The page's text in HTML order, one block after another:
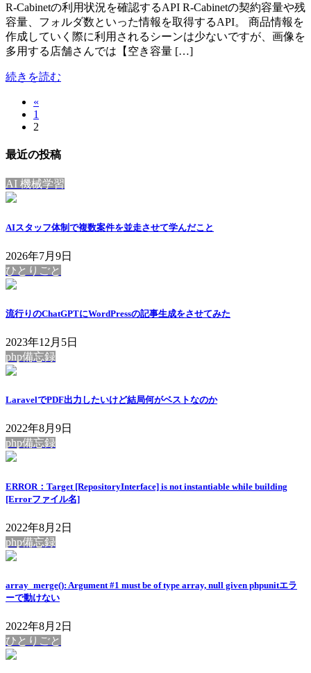
R-Cabinetの利用状況を確認するAPI R-Cabinetの契約容量や残
容量、フォルダ数といった情報を取得するAPI。 商品情報を
作成していく際に利用されるシーンは少ないですが、画像を
多用する店舗さんでは【空き容量 […]
続きを読む
の
ー
り
«
固
定
ー
1
固
ペ
ジ
2
最近の投稿
AI 機械学習
AIスタッフ体制で複数案件を並走させて学んだこと
2026年7月9日
ひとりごと
流行りのChatGPTにWordPressの記事生成をさせてみた
2023年12月5日
php備忘録
LaravelでPDF出力したいけど結局何がベストなのか
2022年8月9日
php備忘録
ERROR：Target [RepositoryInterface] is not instantiable while building
[Errorファイル名]
2022年8月2日
php備忘録
array_merge(): Argument #1 must be of type array, null given phpunitエラ
ーで動けない
2022年8月2日
ひとりごと